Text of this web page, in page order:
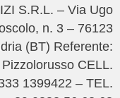
S.R.L. – Via Ugo
n. 3 – 76123
(BT) Referente:
CELL.
1399422 – TEL.